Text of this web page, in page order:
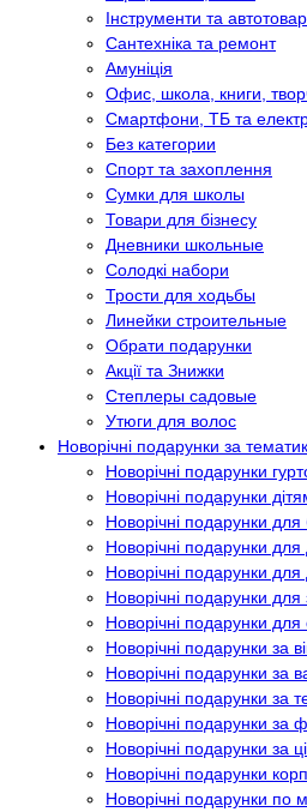
Інструменти та
Сантехніка та ремонт
Амуніція
Офис, школа, книги,
Смартфони, ТБ та
Без категории
Спорт та захоплення
Сумки для школы
Товари для бізнесу
Дневники школьные
Солодкі набори
Трости для ходьбы
Линейки строительные
Обрати подарунки
Акції та Знижки
Степлеры садовые
Утюги для волос
Новорічні подарунки за
Новорічні подарунки
Новорічні подарунки
Новорічні подарунки для
Новорічні подарунки
Новорічні подарунки
Новорічні подарунки для
Новорічні подарунки для
Новорічні подарунки за
Новорічні подарунки за
Новорічні подарунки за
Новорічні подарунки за
Новорічні подарунки за
Новорічні подарунки
Новорічні подарунки по